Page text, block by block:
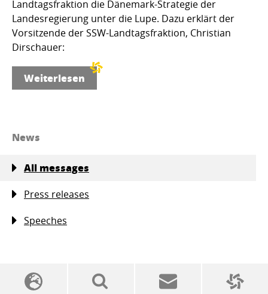
Landtagsfraktion die Dänemark-Strategie der
Landesregierung unter die Lupe. Dazu erklärt der
Vorsitzende der SSW-Landtagsfraktion, Christian
Dirschauer:
Weiterlesen
News
All messages
Press releases
Speeches
SSW-Politik von A bis Z